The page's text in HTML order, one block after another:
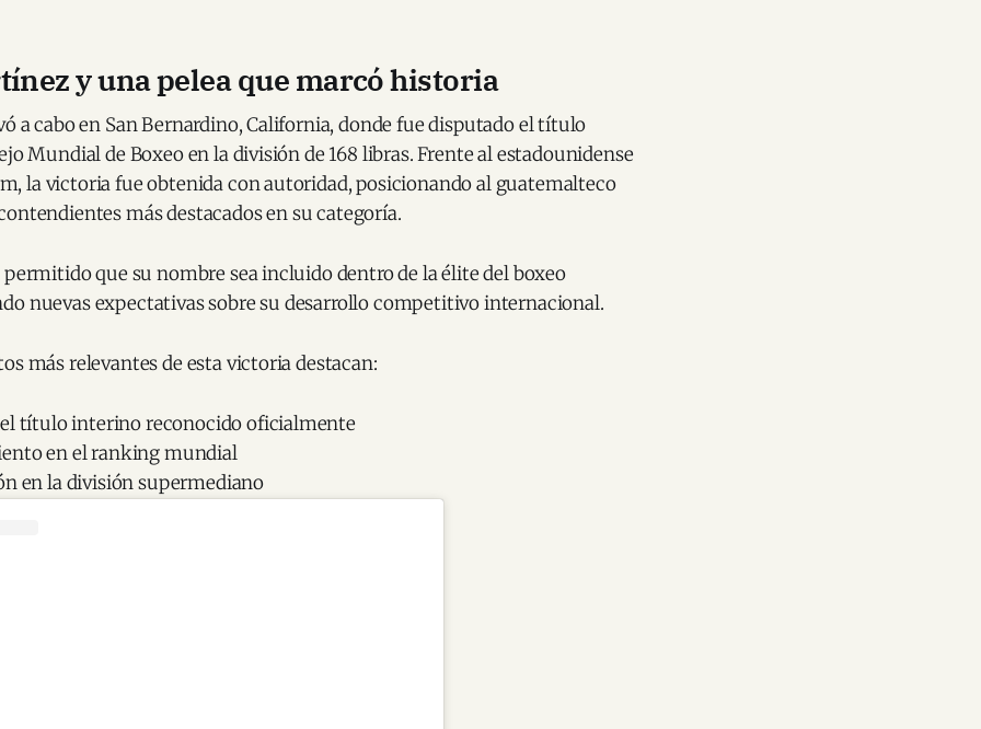
y una pelea que marcó historia
a cabo en San Bernardino, California, donde fue disputado el título
Mundial de Boxeo en la división de 168 libras. Frente al estadounidense
la victoria fue obtenida con autoridad, posicionando al guatemalteco
más destacados en su categoría.
que su nombre sea incluido dentro de la élite del boxeo
nuevas expectativas sobre su desarrollo competitivo internacional.
más relevantes de esta victoria destacan:
título interino reconocido oficialmente
en el ranking mundial
en la división supermediano